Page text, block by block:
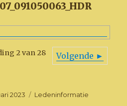
Volgende ►
2 van 28
2023 Categorieën
Ledeninformatie